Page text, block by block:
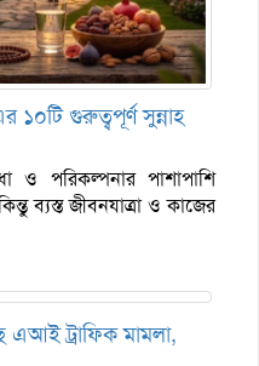
১০টি গুরুত্বপূর্ণ সুন্নাহ
ও পরিকল্পনার পাশাপাশি
ব্যস্ত জীবনযাত্রা ও কাজের
এআই ট্রাফিক মামলা,